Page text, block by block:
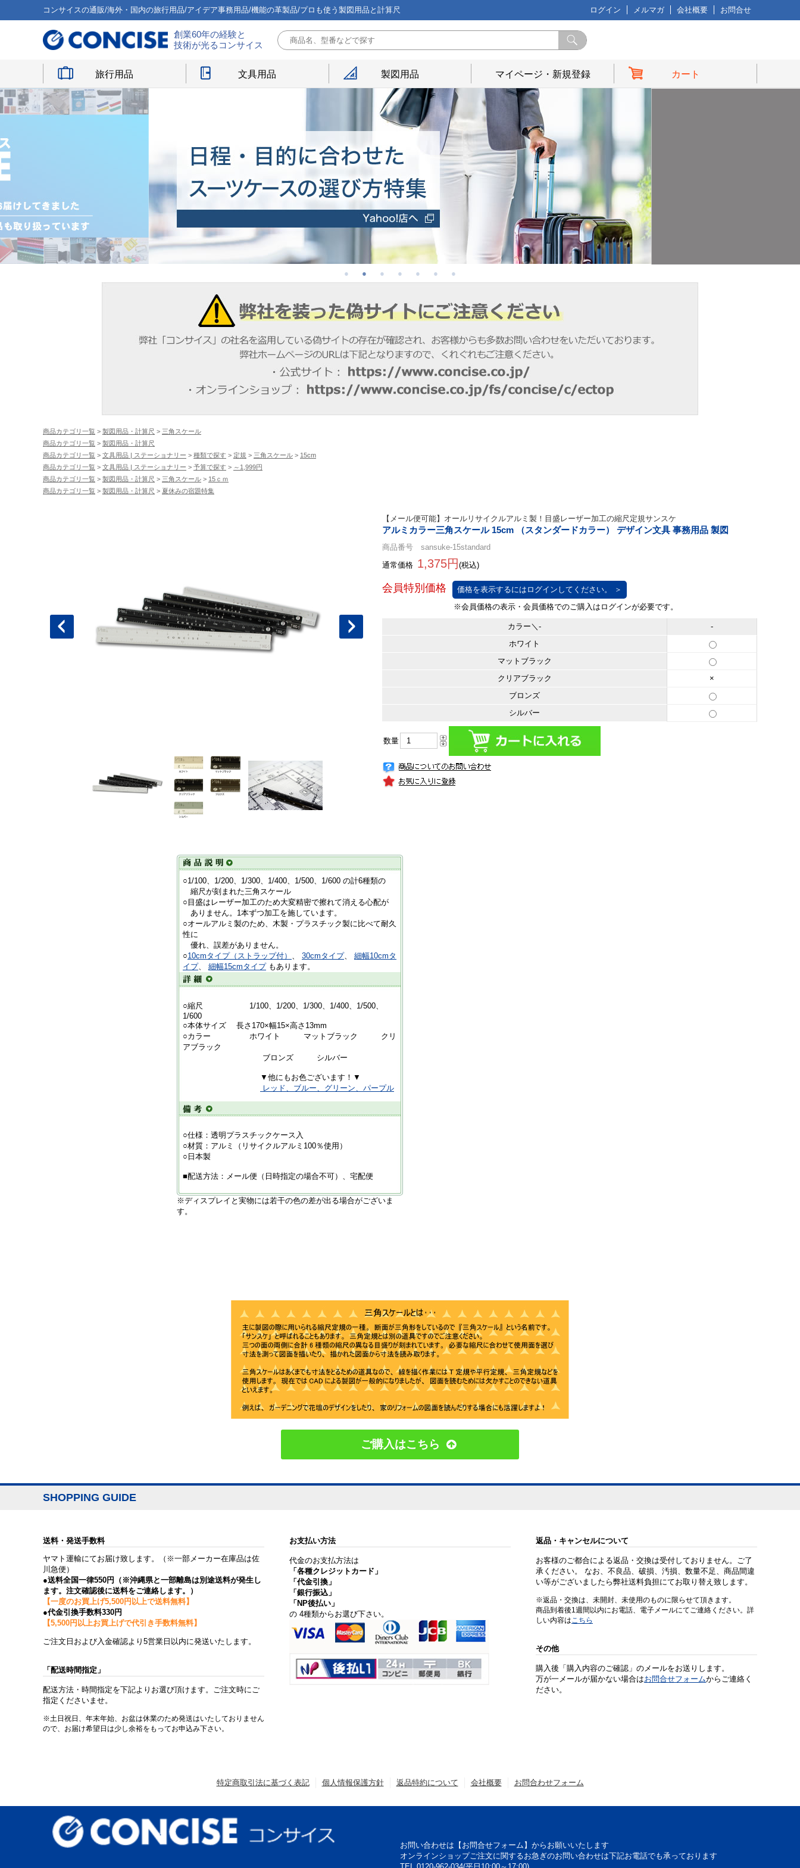
コンサイスの通販/海外・国内の旅行用品/アイデア事務用品/機能の革製品/プロも使う製図用品と計算尺 ログイン メルマガ 会社概要 お問合せ
創業60年の経験と
技術が光るコンサイス
旅行用品 文具用品 製図用品 マイページ・新規登録 カート
商品カテゴリ一覧 > 製図用品・計算尺 > 三角スケール
商品カテゴリ一覧 > 製図用品・計算尺
商品カテゴリ一覧 > 文具用品 | ステーショナリー > 種類で探す > 定規 > 三角スケール > 15cm
商品カテゴリ一覧 > 文具用品 | ステーショナリー > 予算で探す > ～1,999円
商品カテゴリ一覧 > 製図用品・計算尺 > 三角スケール > 15ｃｍ
商品カテゴリ一覧 > 製図用品・計算尺 > 夏休みの宿題特集
【メール便可能】オールリサイクルアルミ製！目盛レーザー加工の縮尺定規サンスケ
アルミカラー三角スケール 15cm （スタンダードカラー） デザイン文具 事務用品 製図
商品番号 sansuke-15standard
通常価格 1,375円 (税込)
価格を表示するにはログインしてください。 ＞
カラー＼-
-
ホワイト
マットブラック
クリアブラック
×
ブロンズ
シルバー
数量
○1/100、1/200、1/300、1/400、1/500、1/600 の計6種類の
縮尺が刻まれた三角スケール
○目盛はレーザー加工のため大変精密で擦れて消える心配が
ありません。1本ずつ加工を施しています。
○オールアルミ製のため、木製・プラスチック製に比べて耐久
性に
優れ、誤差がありません。
○10cmタイプ（ストラップ付） 、 30cmタイプ、 細幅10cmタ
イプ、 細幅15cmタイプもあります。
○縮尺 1/100、1/200、1/300、1/400、1/500、
1/600
○本体サイズ 長さ170×幅15×高さ13mm
○カラー ホワイト マットブラック クリ
アブラック
ブロンズ シルバー
▼他にもお色ございます！▼
レッド、ブルー、グリーン、パープル
○仕様：透明プラスチックケース入
○材質：アルミ（リサイクルアルミ100％使用）
○日本製
■配送方法：メール便（日時指定の場合不可）、宅配便
※ディスプレイと実物には若干の色の差が出る場合がございま
す。
ご購入はこちら
SHOPPING GUIDE
送料・発送手数料
ヤマト運輸にてお届け致します。（※一部メーカー在庫品は佐
川急便）
●送料全国一律550円（※沖縄県と一部離島は別途送料が発生し
ます。注文確認後に送料をご連絡します。）
【一度のお買上げ5,500円以上で送料無料】
●代金引換手数料330円
【5,500円以上お買上げで代引き手数料無料】
ご注文日および入金確認より5営業日以内に発送いたします。
「配送時間指定」
配送方法・時間指定を下記よりお選び頂けます。ご注文時にご
指定くださいませ。
※土日祝日、年末年始、お盆は休業のため発送はいたしておりません
ので、お届け希望日は少し余裕をもってお申込み下さい。
お支払い方法
代金のお支払方法は
「各種クレジットカード」
「代金引換」
「銀行振込」
「NP後払い」
の 4種類からお選び下さい。
返品・キャンセルについて
お客様のご都合による返品・交換は受付しておりません。ご了
承ください。 なお、不良品、破損、汚損、数量不足、商品間違
い等がございましたら弊社送料負担にてお取り替え致します。
※返品・交換は、未開封、未使用のものに限らせて頂きます。
商品到着後1週間以内にお電話、電子メールにてご連絡ください。詳
しい内容はこちら
その他
購入後「購入内容のご確認」のメールをお送りします。
万が一メールが届かない場合はお問合せフォームからご連絡く
ださい。
特定商取引法に基づく表記 個人情報保護方針 返品特約について 会社概要 お問合わせフォーム
お問い合わせは【お問合せフォーム】からお願いいたします
オンラインショップご注文に関するお急ぎのお問い合わせは下記お電話でも承っております